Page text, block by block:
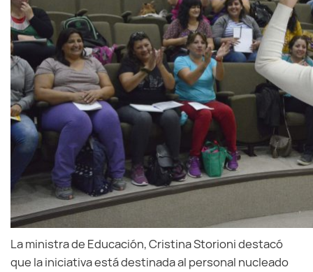
La ministra de Educación, Cristina Storioni destacó
que la iniciativa está destinada al personal nucleado